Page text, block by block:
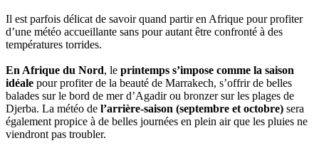
Il est parfois délicat de savoir quand partir en Afrique pour profiter
d’une météo accueillante sans pour autant être confronté à des
températures torrides.
En Afrique du Nord, le printemps s’impose comme la saison
idéale pour profiter de la beauté de Marrakech, s’offrir de belles
balades sur le bord de mer d’Agadir ou bronzer sur les plages de
Djerba. La météo de l’arrière-saison (septembre et octobre) sera
également propice à de belles journées en plein air que les pluies ne
viendront pas troubler.